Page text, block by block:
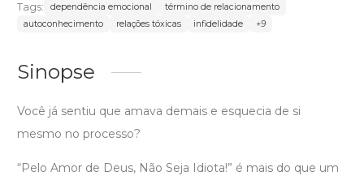
Tags: dependência emocional
término de relacionamento
autoconhecimento
relações tóxicas infidelidade +9
Sinopse
Você já sentiu que amava demais e esquecia de si
mesmo no processo?
“Pelo Amor de Deus, Não Seja Idiota!” é mais do que um